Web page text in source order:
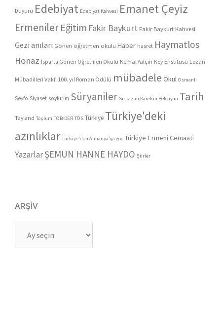
Duyuru Edebiyat Edebiyat Kahvesi Emanet Çeyiz
ErmenilerEğitim Fakir Baykurt Fakir Baykurt Kahvesi
Gezi anıları Gönen öğretmen okulu Haber hasret Haymatlos
Honaz Isparta Gönen Öğretmen Okulu Kemal Yalçın Köy Enstitüsü Lozan
Mübadilleri Vakfı 100. yıl Roman Ödülü mübadele Okul Osmanlı
Seyfo Siyaset soykırım Süryaniler Sırpazan Karekin Bekçiyan Tarih
Tayland Toplum TÖB-DER TÖS Türkiye Türkiye'deki
azınlıklar Türkiye'den Almanya'ya göç Türkiye Ermeni Cemaati
YazarlarŞEMUN HANNE HAYDO Şiirler
ARŞIV